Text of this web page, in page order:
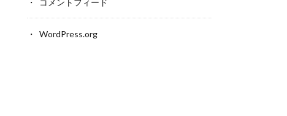
コメントフィード
WordPress.org